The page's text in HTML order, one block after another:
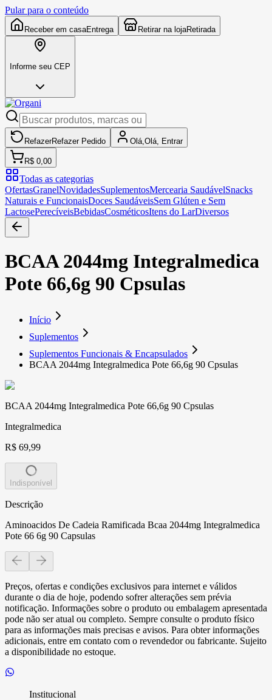
Pular para o conteúdo
Receber em casaEntrega Retirar na lojaRetirada
Informe seu CEP
RefazerRefazer Pedido Olá, Olá, Entrar
R$ 0,00
Todas as categorias
OfertasGranelNovidadesSuplementosMercearia SaudávelSnacks
Naturais e FuncionaisDoces SaudáveisSem Glúten e Sem
LactosePerecíveisBebidasCosméticosItens do LarDiversos
BCAA 2044mg Integralmedica
Pote 66,6g 90 Cpsulas
Início
Suplementos
Suplementos Funcionais & Encapsulados
BCAA 2044mg Integralmedica Pote 66,6g 90 Cpsulas
BCAA 2044mg Integralmedica Pote 66,6g 90 Cpsulas
Integralmedica
R$ 69,99
Indisponível
Descrição
Aminoacidos De Cadeia Ramificada Bcaa 2044mg Integralmedica
Pote 66 6g 90 Capsulas
Preços, ofertas e condições exclusivos para internet e válidos
durante o dia de hoje, podendo sofrer alterações sem prévia
notificação. Informações sobre o produto ou embalagem apresentada
pode não ser atual ou completo. Sempre consulte o produto físico
para as informações mais precisas e avisos. Para obter informações
adicionais, entre em contato com o revendedor ou fabricante. Sujeito
a disponibilidade no estoque.
Institucional